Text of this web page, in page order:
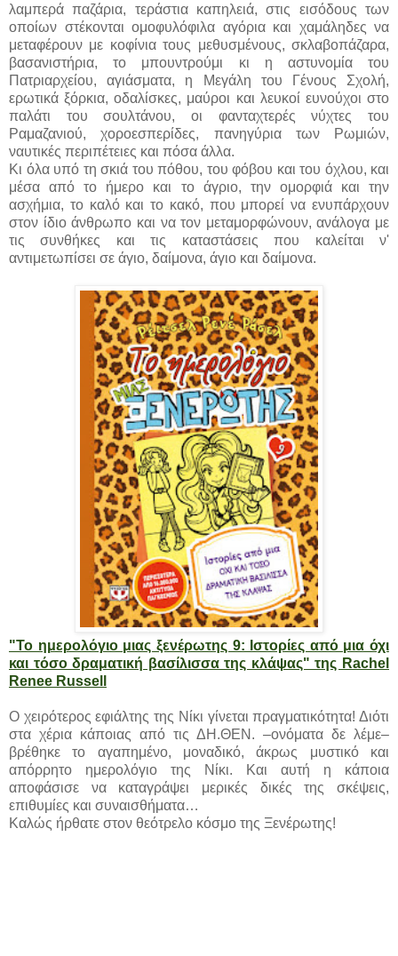
λαμπερά παζάρια, τεράστια καπηλειά, στις εισόδους των
οποίων στέκονται ομοφυλόφιλα αγόρια και χαμάληδες να
μεταφέρουν με κοφίνια τους μεθυσμένους, σκλαβοπάζαρα,
βασανιστήρια, το μπουντρούμι κι η αστυνομία του
Πατριαρχείου, αγιάσματα, η Μεγάλη του Γένους Σχολή,
ερωτικά ξόρκια, οδαλίσκες, μαύροι και λευκοί ευνούχοι στο
παλάτι του σουλτάνου, οι φανταχτερές νύχτες του
Ραμαζανιού, χοροεσπερίδες, πανηγύρια των Ρωμιών,
ναυτικές περιπέτειες και πόσα άλλα.
Κι όλα υπό τη σκιά του πόθου, του φόβου και του όχλου, και
μέσα από το ήμερο και το άγριο, την ομορφιά και την
ασχήμια, το καλό και το κακό, που μπορεί να ενυπάρχουν
στον ίδιο άνθρωπο και να τον μεταμορφώνουν, ανάλογα με
τις συνθήκες και τις καταστάσεις που καλείται ν'
αντιμετωπίσει σε άγιο, δαίμονα, άγιο και δαίμονα.
"Το ημερολόγιο μιας ξενέρωτης 9: Ιστορίες από μια όχι
και τόσο δραματική βασίλισσα της κλάψας" της Rachel
Renee Russell
Ο χειρότερος εφιάλτης της Νίκι γίνεται πραγματικότητα! Διότι
στα χέρια κάποιας από τις ΔΗ.ΘΕΝ. –ονόματα δε λέμε–
βρέθηκε το αγαπημένο, μοναδικό, άκρως μυστικό και
απόρρητο ημερολόγιο της Νίκι. Και αυτή η κάποια
αποφάσισε να καταγράψει μερικές δικές της σκέψεις,
επιθυμίες και συναισθήματα…
Καλώς ήρθατε στον θεότρελο κόσμο της Ξενέρωτης!